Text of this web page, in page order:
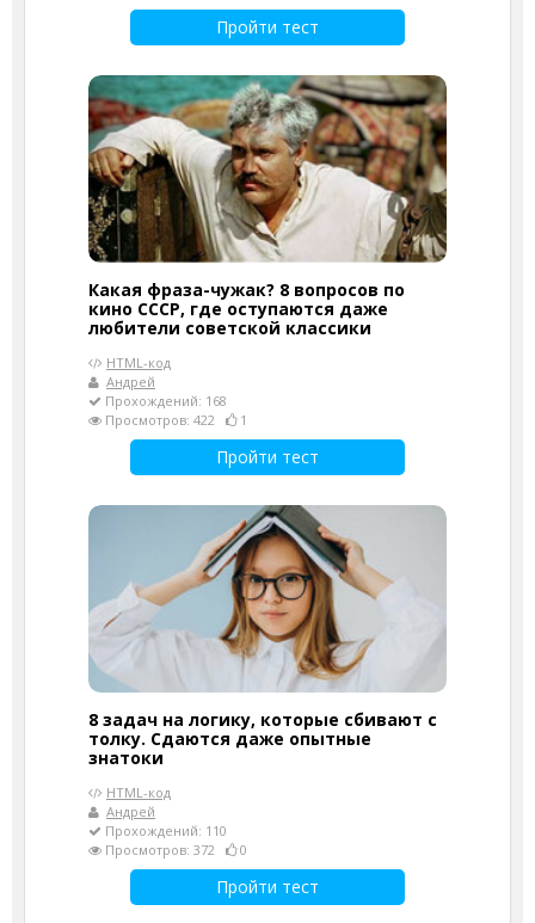
Пройти тест
Какая фраза-чужак? 8 вопросов по
кино СССР, где оступаются даже
любители советской классики
HTML-код
Андрей
Прохождений: 168
Просмотров: 422
1
Пройти тест
8 задач на логику, которые сбивают с
толку. Сдаются даже опытные
знатоки
HTML-код
Андрей
Прохождений: 110
Просмотров: 372
0
Пройти тест